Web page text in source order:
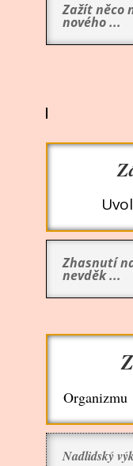
Zažít něco
nového ...
Zhasnutí
nevděk ...
Nadlidský